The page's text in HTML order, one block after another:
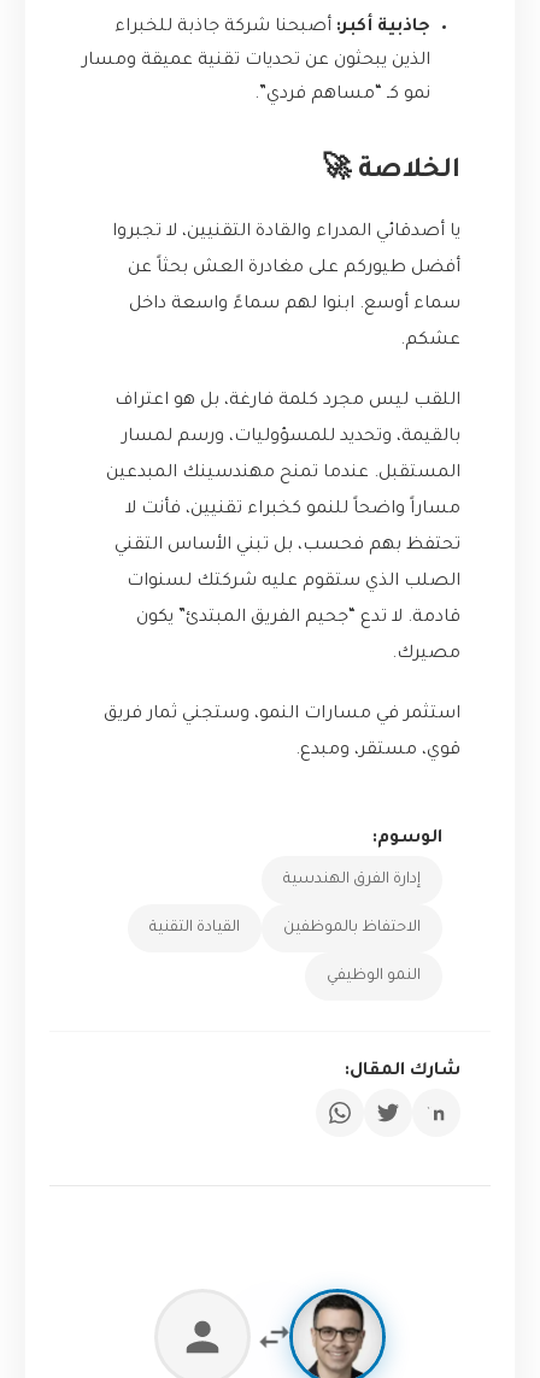
جاذبية أكبر: أصبحنا شركة جاذبة للخبراء
الذين يبحثون عن تحديات تقنية عميقة ومسار
نمو كـ “مساهم فردي”.
الخلاصة 🚀
يا أصدقائي المدراء والقادة التقنيين، لا تجبروا
أفضل طيوركم على مغادرة العش بحثاً عن
سماء أوسع. ابنوا لهم سماءً واسعة داخل
عشكم.
اللقب ليس مجرد كلمة فارغة، بل هو اعتراف
بالقيمة، وتحديد للمسؤوليات، ورسم لمسار
المستقبل. عندما تمنح مهندسينك المبدعين
مساراً واضحاً للنمو كخبراء تقنيين، فأنت لا
تحتفظ بهم فحسب، بل تبني الأساس التقني
الصلب الذي ستقوم عليه شركتك لسنوات
قادمة. لا تدع “جحيم الفريق المبتدئ” يكون
مصيرك.
استثمر في مسارات النمو، وستجني ثمار فريق
قوي، مستقر، ومبدع.
الوسوم:
إدارة الفرق الهندسية
الاحتفاظ بالموظفين القيادة التقنية
النمو الوظيفي
شارك المقال: